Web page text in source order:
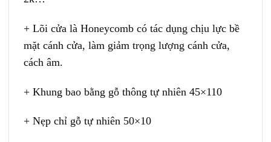
+ Lõi cửa là Honeycomb có tác dụng chịu lực bề
mặt cánh cửa, làm giảm trọng lượng cánh cửa,
cách âm.
+ Khung bao bằng gỗ thông tự nhiên 45×110
+ Nẹp chỉ gỗ tự nhiên 50×10